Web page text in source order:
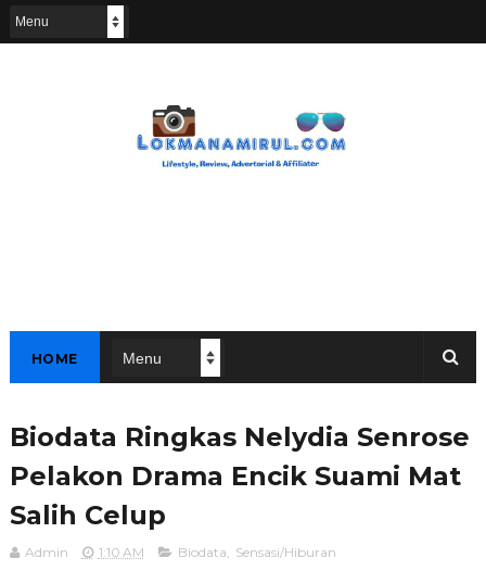
HOME
Biodata Ringkas Nelydia Senrose
Pelakon Drama Encik Suami Mat
Salih Celup
Admin 1:10 AM Biodata, Sensasi/Hiburan